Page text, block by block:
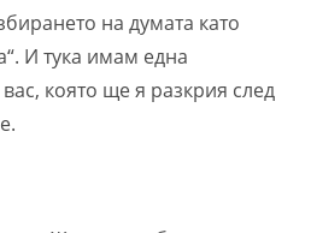
на думата като
И тука имам една
която ще я разкрия след